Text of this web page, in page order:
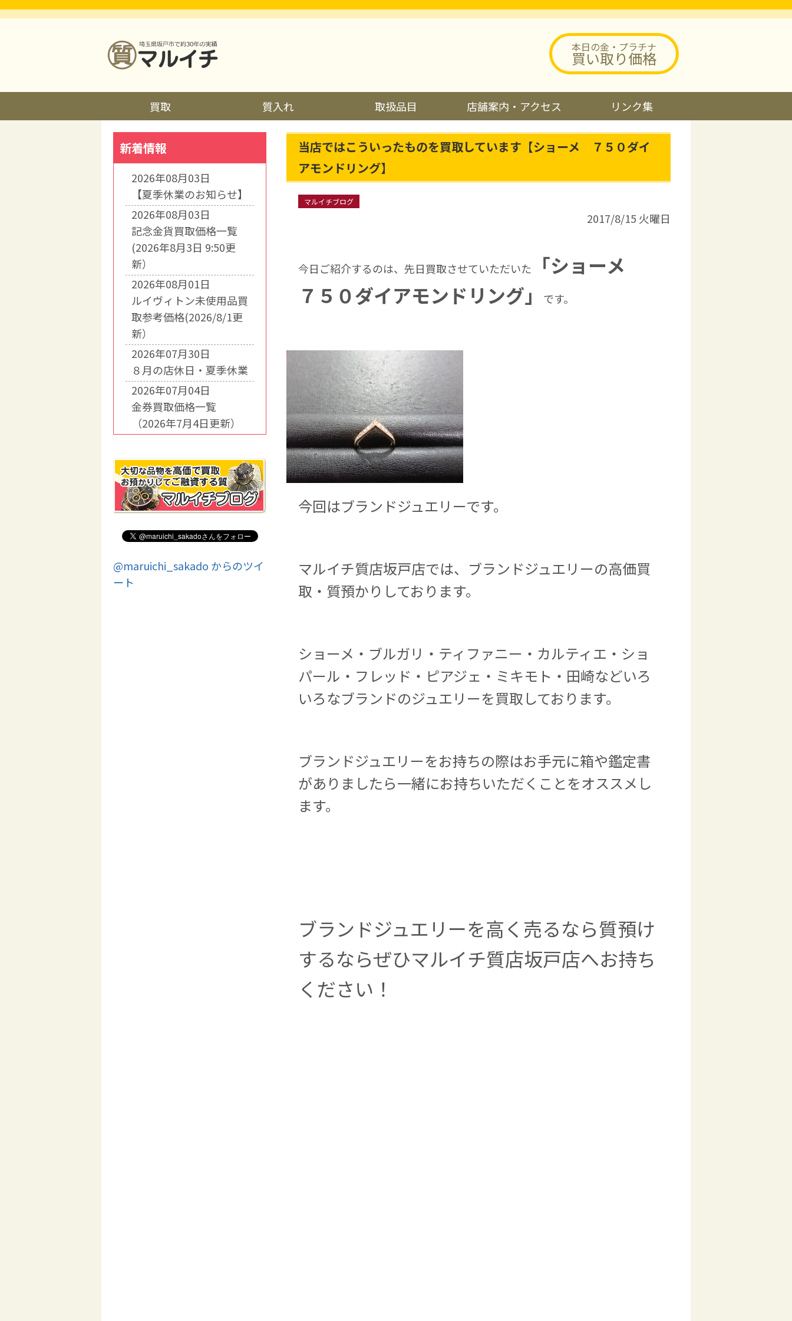
本日の金・プラチナ
買い取り価格
買取 質入れ 取扱品目 店舗案内・アクセス リンク集
当店ではこういったものを買取しています【ショーメ ７５０ダイ
アモンドリング】
マルイチブログ
2017/8/15 火曜日
今日ご紹介するのは、先日買取させていただいた
「ショーメ
７５０ダイアモンドリング」
です。
今回はブランドジュエリーです。
マルイチ質店坂戸店では、ブランドジュエリーの高価買
取・質預かりしております。
ショーメ・ブルガリ・ティファニー・カルティエ・ショ
パール・フレッド・ピアジェ・ミキモト・田崎などいろ
いろなブランドのジュエリーを買取しております。
ブランドジュエリーをお持ちの際はお手元に箱や鑑定書
がありましたら一緒にお持ちいただくことをオススメし
ます。
ブランドジュエリーを高く売るなら質預け
するならぜひマルイチ質店坂戸店へお持ち
ください！
新着情報
2026年08月03日
【夏季休業のお知らせ】
2026年08月03日
記念金貨買取価格一覧
(2026年8月3日 9:50更
新）
2026年08月01日
ルイヴィトン未使用品買
取参考価格(2026/8/1更
新）
2026年07月30日
８月の店休日・夏季休業
2026年07月04日
金券買取価格一覧
（2026年7月4日更新）
@maruichi_sakado からのツイ
ート